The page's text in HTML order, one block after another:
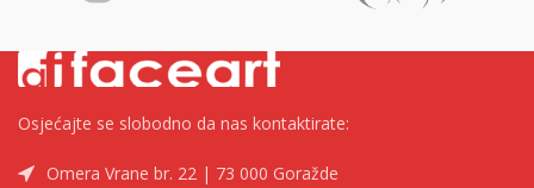
Osjećajte se slobodno da nas kontaktirate:
Omera Vrane br. 22 | 73 000 Goražde